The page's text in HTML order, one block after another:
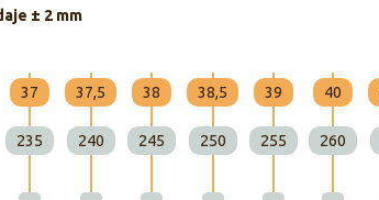
± 2 mm
37 37,5 38 38,5 39 40
235 240 245 250 255 260